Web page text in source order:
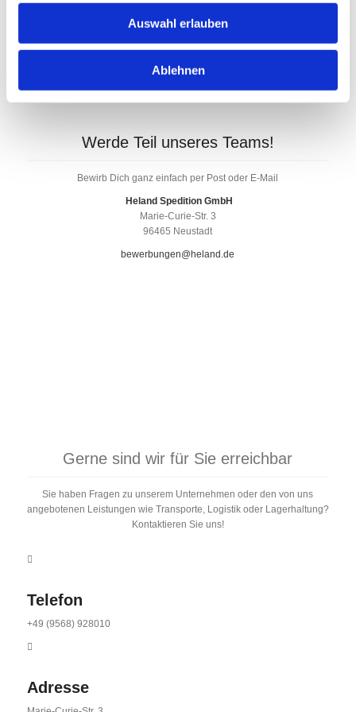
Auswahl erlauben
Ablehnen
Werde Teil unseres Teams!
Bewirb Dich ganz einfach per Post oder E-Mail
Heland Spedition GmbH
Marie-Curie-Str. 3
96465 Neustadt
bewerbungen@heland.de
Gerne sind wir für Sie erreichbar
Sie haben Fragen zu unserem Unternehmen oder den von uns
angebotenen Leistungen wie Transporte, Logistik oder Lagerhaltung?
Kontaktieren Sie uns!
Telefon
+49 (9568) 928010
Adresse